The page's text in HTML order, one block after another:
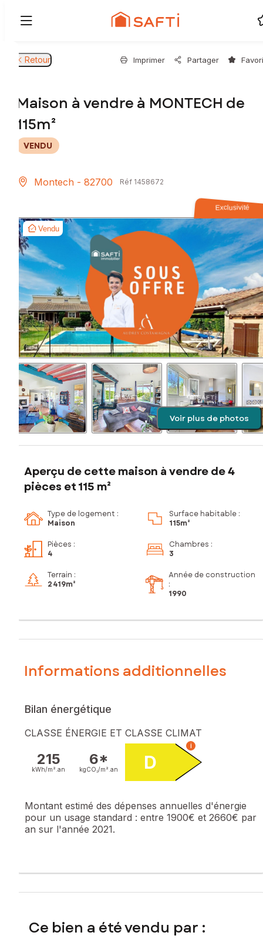
Retour Imprimer Partager
Maison à vendre à MONTECH de
115m²
VENDU
Montech - 82700 Réf 1458672
Exclusivité
Vendu
Voir plus de photos
Aperçu de cette maison à vendre de 4
pièces et 115 m²
Type de logement :
Maison
Surface habitable :
115m²
Pièces :
4
Chambres :
3
Terrain :
2 419m²
Année de construction
:
1990
Informations additionnelles
Bilan énergétique
CLASSE ÉNERGIE ET CLASSE CLIMAT
215
kWh/m². an
6*
kgCO₂/m². an D
i
Montant estimé des dépenses annuelles d'énergie
pour un usage standard : entre 1900€ et 2660€ par
an sur l'année 2021.
Ce bien a été vendu par :